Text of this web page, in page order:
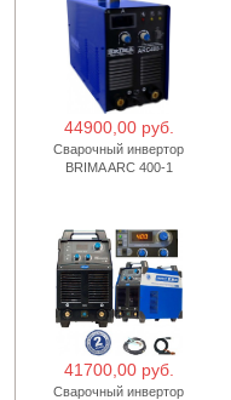
44900,00 руб.
Сварочный инвертор
BRIMA ARC 400-1
41700,00 руб.
Сварочный инвертор